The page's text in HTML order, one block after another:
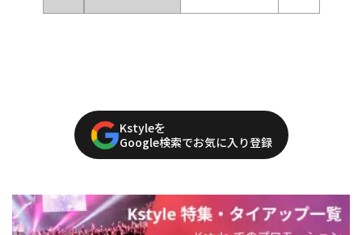
Kstyleを
Google検索でお気に入り登録